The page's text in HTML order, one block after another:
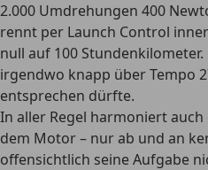
2.000 Umdrehungen 400
rennt per Launch Control
null auf 100 Stundenkilometer.
irgendwo knapp über Tempo
entsprechen dürfte.
In aller Regel harmoniert
dem Motor – nur ab und an
offensichtlich seine Aufgabe